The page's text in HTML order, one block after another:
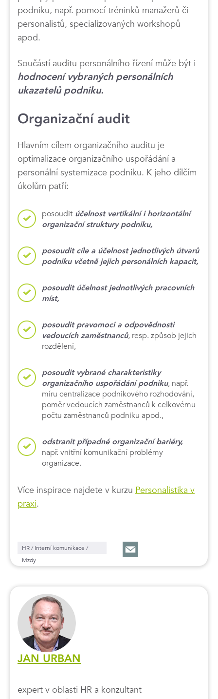
podniku, např. pomocí tréninků manažerů či
personalistů, specializovaných workshopů
apod.
Součástí auditu personálního řízení může být i
hodnocení vybraných personálních
ukazatelů podniku.
Organizační audit
Hlavním cílem organizačního auditu je
optimalizace organizačního uspořádání a
personální systemizace podniku. K jeho dílčím
úkolům patří:
posoudit účelnost vertikální i horizontální
organizační struktury podniku,
posoudit cíle a účelnost jednotlivých útvarů
podniku včetně jejich personálních kapacit,
posoudit účelnost jednotlivých pracovních
míst,
posoudit pravomoci a odpovědnosti
vedoucích zaměstnanců, resp. způsob jejich
rozdělení,
posoudit vybrané charakteristiky
organizačního uspořádání podniku, např.
míru centralizace podnikového rozhodování,
poměr vedoucích zaměstnanců k celkovému
počtu zaměstnanců podniku apod.,
odstranit případné organizační bariéry,
např. vnitřní komunikační problémy
organizace.
Více inspirace najdete v kurzu Personalistika v
praxi.
HR / Interní komunikace /
Mzdy
JAN URBAN
expert v oblasti HR a konzultant